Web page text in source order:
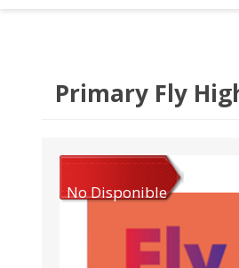
Primary Fly
No Disponible